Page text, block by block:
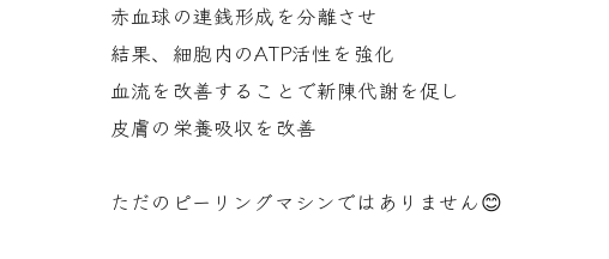
赤血球の連銭形成を分離させ
結果、細胞内のATP活性を強化
血流を改善することで新陳代謝を促し
皮膚の栄養吸収を改善
ただのピーリングマシンではありません😊